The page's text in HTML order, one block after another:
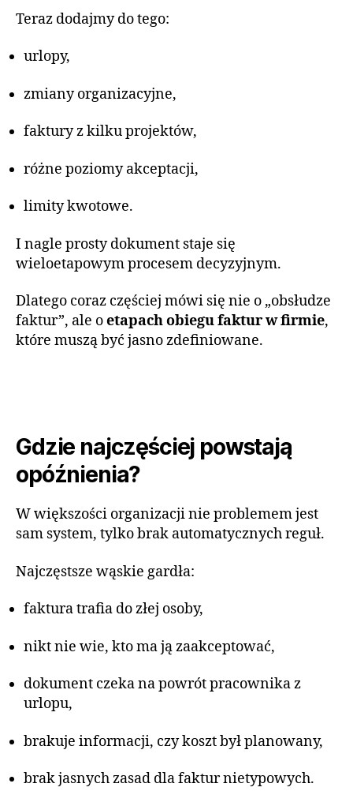
Teraz dodajmy do tego:
urlopy,
zmiany organizacyjne,
faktury z kilku projektów,
różne poziomy akceptacji,
limity kwotowe.
I nagle prosty dokument staje się
wieloetapowym procesem decyzyjnym.
Dlatego coraz częściej mówi się nie o „obsłudze
faktur”, ale oetapach obiegu faktur w firmie,
które muszą być jasno zdefiniowane.
Gdzie najczęściej powstają
opóźnienia?
W większości organizacji nie problemem jest
sam system, tylko brak automatycznych reguł.
Najczęstsze wąskie gardła:
faktura trafia do złej osoby,
nikt nie wie, kto ma ją zaakceptować,
dokument czeka na powrót pracownika z
urlopu,
brakuje informacji, czy koszt był planowany,
brak jasnych zasad dla faktur nietypowych.